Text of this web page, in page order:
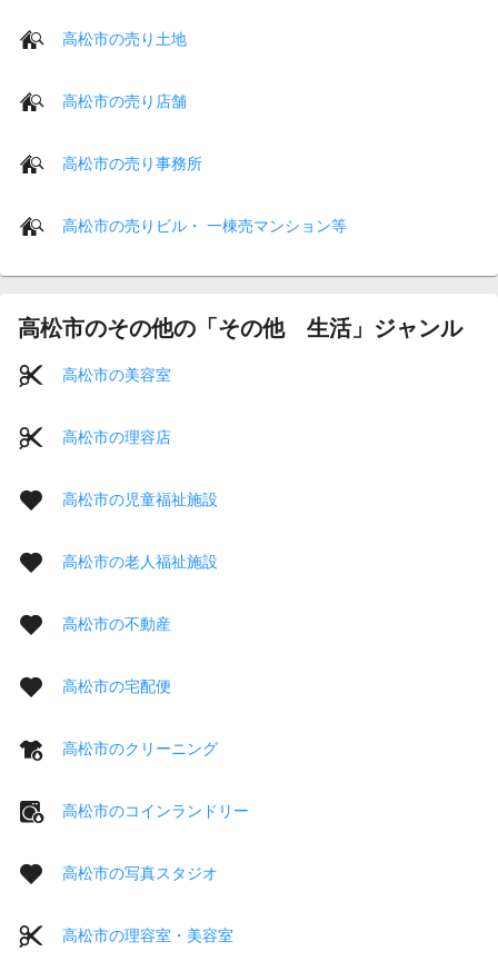
高松市の売り土地
高松市の売り店舗
高松市の売り事務所
高松市の売りビル・ 一棟売マンション等
高松市のその他の「その他 生活」ジャンル
高松市の美容室
高松市の理容店
高松市の児童福祉施設
高松市の老人福祉施設
高松市の不動産
高松市の宅配便
高松市のクリーニング
高松市のコインランドリー
高松市の写真スタジオ
高松市の理容室・美容室